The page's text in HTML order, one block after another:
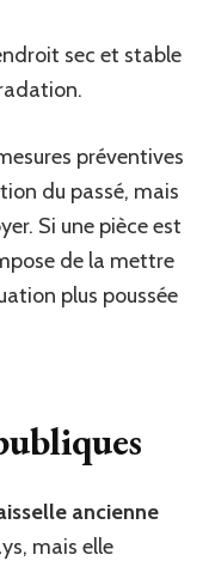
sec et stable
préventives
du passé, mais
Si une pièce est
de la mettre
plus poussée
ancienne
mais elle